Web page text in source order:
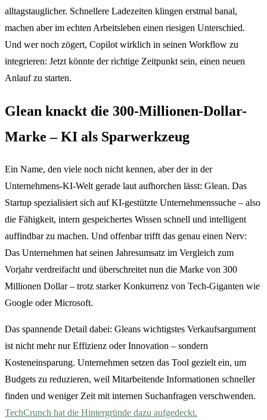
alltagstauglicher. Schnellere Ladezeiten klingen erstmal banal,
machen aber im echten Arbeitsleben einen riesigen Unterschied.
Und wer noch zögert, Copilot wirklich in seinen Workflow zu
integrieren: Jetzt könnte der richtige Zeitpunkt sein, einen neuen
Anlauf zu starten.
Glean knackt die 300-Millionen-Dollar-
Marke – KI als Sparwerkzeug
Ein Name, den viele noch nicht kennen, aber der in der
Unternehmens-KI-Welt gerade laut aufhorchen lässt: Glean. Das
Startup spezialisiert sich auf KI-gestützte Unternehmenssuche – also
die Fähigkeit, intern gespeichertes Wissen schnell und intelligent
auffindbar zu machen. Und offenbar trifft das genau einen Nerv:
Das Unternehmen hat seinen Jahresumsatz im Vergleich zum
Vorjahr verdreifacht und überschreitet nun die Marke von 300
Millionen Dollar – trotz starker Konkurrenz von Tech-Giganten wie
Google oder Microsoft.
Das spannende Detail dabei: Gleans wichtigstes Verkaufsargument
ist nicht mehr nur Effizienz oder Innovation – sondern
Kosteneinsparung. Unternehmen setzen das Tool gezielt ein, um
Budgets zu reduzieren, weil Mitarbeitende Informationen schneller
finden und weniger Zeit mit internen Suchanfragen verschwenden.
TechCrunch hat die Hintergründe dazu aufgedeckt.